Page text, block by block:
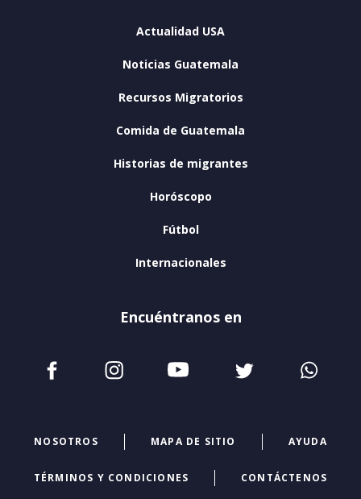
Actualidad USA
Noticias Guatemala
Recursos Migratorios
Comida de Guatemala
Historias de migrantes
Horóscopo
Fútbol
Internacionales
Encuéntranos en
NOSOTROS MAPA DE SITIO AYUDA
TÉRMINOS Y CONDICIONES CONTÁCTENOS